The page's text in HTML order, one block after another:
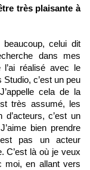
très plaisante à
celui dit
dans mes
l’ai réalisé avec le
c’est un peu
cela de la
très assumé, les
c’est un
bien prendre
pas un acteur
C’est là où je veux
moi, en allant vers